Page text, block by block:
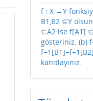
f : X →Y
B1,B2 ⊆Y
⊆A2 ise f[A1]
gösteriniz. (b)
kanıtlayınız.